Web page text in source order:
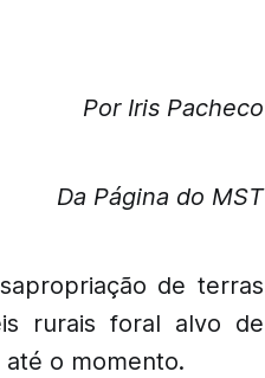
Por Iris Pacheco
Da Página do MST
de terras
rurais foral alvo de
o momento.